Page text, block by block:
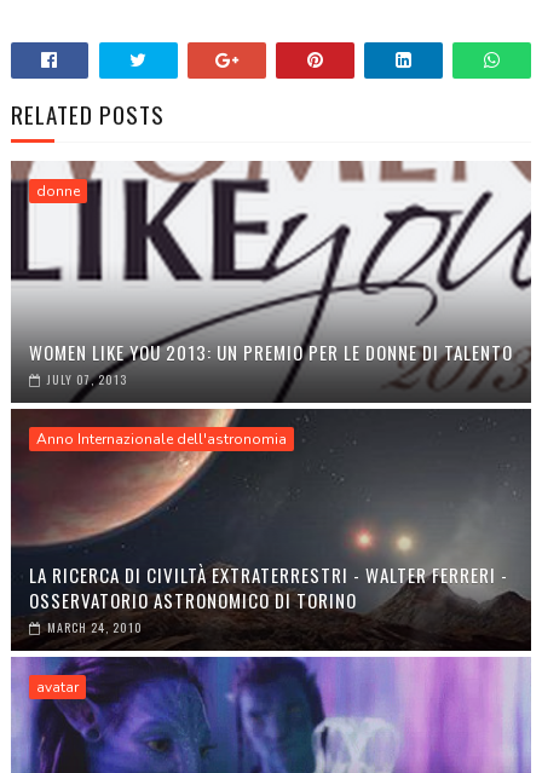
RELATED POSTS
donne
WOMEN LIKE YOU 2013: UN PREMIO PER LE DONNE DI TALENTO
JULY 07, 2013
Anno Internazionale dell'astronomia
LA RICERCA DI CIVILTÀ EXTRATERRESTRI - WALTER FERRERI -
OSSERVATORIO ASTRONOMICO DI TORINO
MARCH 24, 2010
avatar